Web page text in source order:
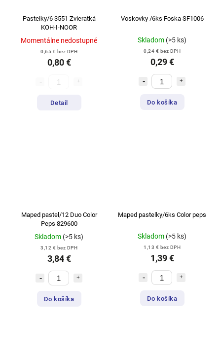
Pastelky/6 3551 Zvieratká
KOH-I-NOOR
Momentálne nedostupné
0,65 € bez DPH
0,80 €
Detail
Voskovky /6ks Foska SF1006
Skladom (>5 ks)
0,24 € bez DPH
0,29 €
Do košíka
Maped pastel/12 Duo Color
Peps 829600
Skladom (>5 ks)
3,12 € bez DPH
3,84 €
Do košíka
Maped pastelky/6ks Color peps
Skladom (>5 ks)
1,13 € bez DPH
1,39 €
Do košíka